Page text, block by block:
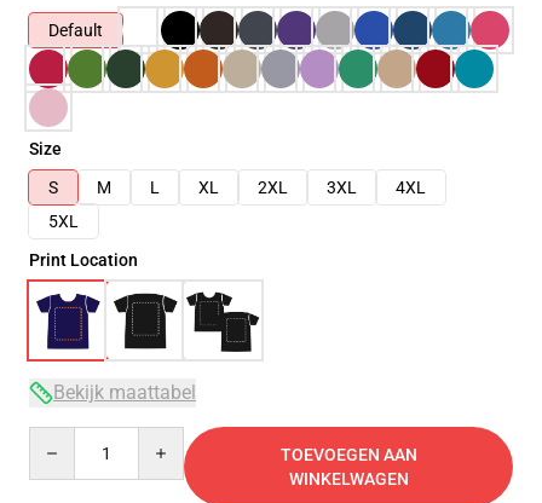
Default
Size
S
M L XL 2XL 3XL
4XL
5XL
Print Location
Bekijk maattabel
TOEVOEGEN AAN
WINKELWAGEN